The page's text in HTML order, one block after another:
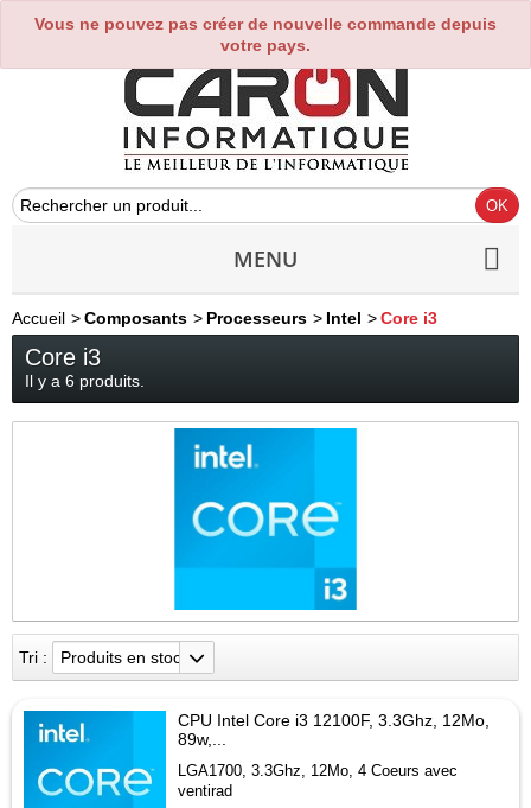
Vous ne pouvez pas créer de nouvelle commande depuis
votre pays.
0
MENU
Accueil >Composants > Processeurs > Intel >Core i3
Core i3
Il y a 6 produits.
Tri : Produits en stock
CPU Intel Core i3 12100F, 3.3Ghz, 12Mo,
89w,...
LGA1700, 3.3Ghz, 12Mo, 4 Coeurs avec
ventirad